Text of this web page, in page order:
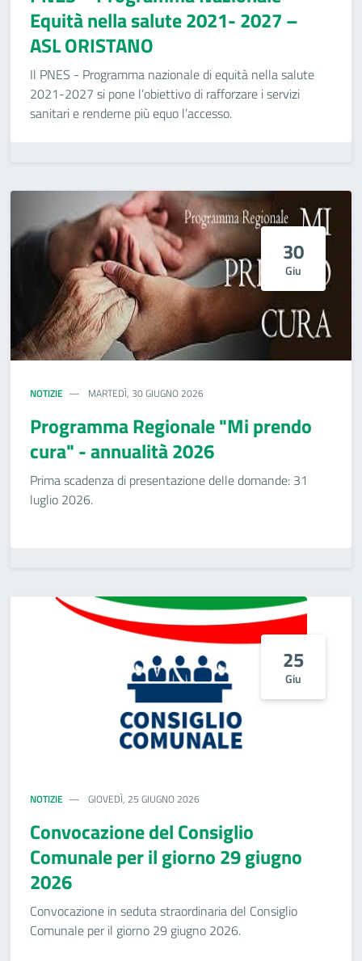
Equità nella salute 2021- 2027 –
ASL ORISTANO
Il PNES - Programma nazionale di equità nella salute
2021-2027 si pone l’obiettivo di rafforzare i servizi
sanitari e renderne più equo l’accesso.
30
Giu
NOTIZIE MARTEDÌ, 30 GIUGNO 2026
Programma Regionale "Mi prendo
cura" - annualità 2026
Prima scadenza di presentazione delle domande: 31
luglio 2026.
25
Giu
NOTIZIE GIOVEDÌ, 25 GIUGNO 2026
Convocazione del Consiglio
Comunale per il giorno 29 giugno
2026
Convocazione in seduta straordinaria del Consiglio
Comunale per il giorno 29 giugno 2026.